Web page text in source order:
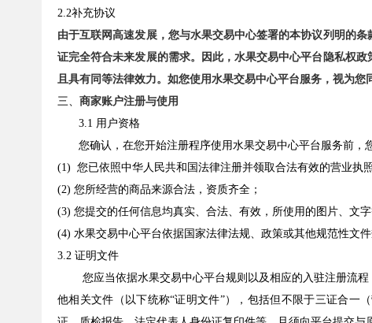
2.2补充协议
由于互联网高速发展，您与水果交易中心签署的本协议列明的
证完全符合未来发展的需求。因此，水果交易中心平台隐私权
且具有同等法律效力。如您使用水果交易中心平台服务，视为您
三、 商家账户注册与使用
3.1 用户资格
您确认，在您开始注册程序使用水果交易中心平台服务前，
(1) 您已依照中华人民共和国法律注册并领取合法有效的营业执
(2) 您所经营的商品来源合法，资质齐全；
(3) 您提交的任何信息均真实、合法、有效，所使用的图片、文
(4) 水果交易中心平台依据国家法律法规、政策或其他规范性文
3.2 证明文件
您应当依据水果交易中心平台规则以及相应的入驻注册流
他相关文件（以下统称“证明文件”），包括但不限于三证合一